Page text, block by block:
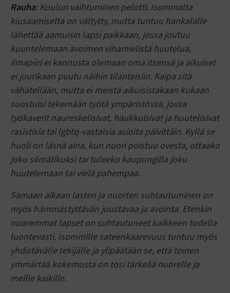
Rauha: Koulun vaihtuminen pelotti. Isommalta
kiusaamiselta on vältytty, mutta tuntuu hankalalle
lähettää aamuisin lapsi paikkaan, jossa joutuu
kuuntelemaan avoimen vihamielistä huutelua,
ilmapiiri ei kannusta olemaan oma itsensä ja aikuiset
ei juurikaan puutu näihin tilanteisiin. Kaipa sitä
vähätellään, mutta ei meistä aikuisistakaan kukaan
suostuisi tekemään työtä ympäristössä, jossa
työkaverit naureskelisivat, haukkuisivat ja huutelisivat
rasistisia tai lgbtq-vastaisia asioita päivittäin. Kyllä se
huoli on läsnä aina, kun nuori poistuu ovesta, ottaako
joku silmätikuksi tai tuleeko kaupungilla joku
huutelemaan tai vielä pahempaa.
Samaan aikaan lasten ja nuorten suhtautuminen on
myös hämmästyttävän joustavaa ja avointa. Etenkin
nuoremmat lapset on suhtautuneet kaikkeen todella
luontevasti. Isommille sateenkaarevuus tuntuu myös
yhdistävälle tekijälle ja ylipäätään se, että toinen
ymmärtää kokemusta on tosi tärkeää nuorelle ja
meille kaikille.